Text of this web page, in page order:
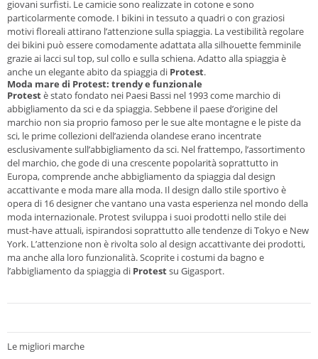
giovani surfisti. Le camicie sono realizzate in cotone e sono
particolarmente comode. I bikini in tessuto a quadri o con graziosi
motivi floreali attirano l’attenzione sulla spiaggia. La vestibilità regolare
dei bikini può essere comodamente adattata alla silhouette femminile
grazie ai lacci sul top, sul collo e sulla schiena. Adatto alla spiaggia è
anche un elegante abito da spiaggia di Protest.
Moda mare di Protest: trendy e funzionale
Protestè stato fondato nei Paesi Bassi nel 1993 come marchio di
abbigliamento da sci e da spiaggia. Sebbene il paese d’origine del
marchio non sia proprio famoso per le sue alte montagne e le piste da
sci, le prime collezioni dell’azienda olandese erano incentrate
esclusivamente sull’abbigliamento da sci. Nel frattempo, l’assortimento
del marchio, che gode di una crescente popolarità soprattutto in
Europa, comprende anche abbigliamento da spiaggia dal design
accattivante e moda mare alla moda. Il design dallo stile sportivo è
opera di 16 designer che vantano una vasta esperienza nel mondo della
moda internazionale. Protest sviluppa i suoi prodotti nello stile dei
must-have attuali, ispirandosi soprattutto alle tendenze di Tokyo e New
York. L’attenzione non è rivolta solo al design accattivante dei prodotti,
ma anche alla loro funzionalità. Scoprite i costumi da bagno e
l’abbigliamento da spiaggia di Protestsu Gigasport.
Le migliori marche